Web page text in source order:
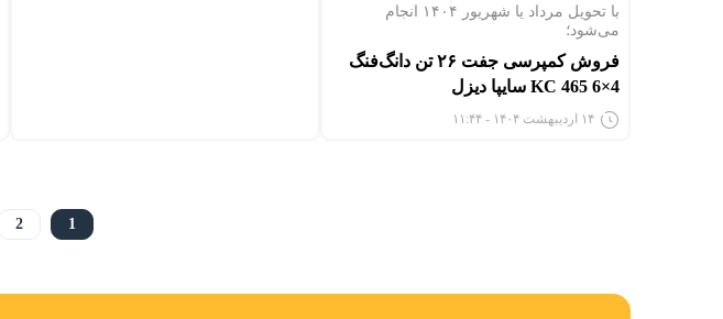
با تحویل مرداد یا شهریور ۱۴۰۴ انجام
می‌شود؛
فروش کمپرسی جفت ۲۶ تن دانگ‌فنگ
KC 465 6×4 سایپا دیزل
۱۴ اردیبهشت ۱۴۰۴ - ۱۱:۴۴
1
2